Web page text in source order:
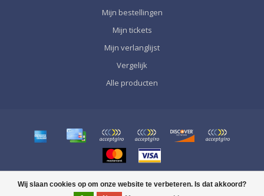
Wij slaan cookies op om onze website te verbeteren. Is dat akkoord?
Mijn bestellingen
Mijn tickets
Mijn verlanglijst
Vergelijk
Alle producten
© Copyright 2026 SPORT GRÀCIA